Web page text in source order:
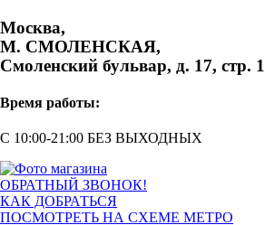
Москва,
М. СМОЛЕНСКАЯ,
Смоленский бульвар, д. 17, стр. 1
Время работы:
С 10:00-21:00 БЕЗ ВЫХОДНЫХ
ОБРАТНЫЙ ЗВОНОК!
КАК ДОБРАТЬСЯ
ПОСМОТРЕТЬ НА СХЕМЕ МЕТРО